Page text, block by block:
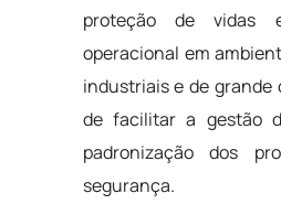
proteção de vidas
operacional em
industriais e de grande
de facilitar a gestão
padronização dos
segurança.